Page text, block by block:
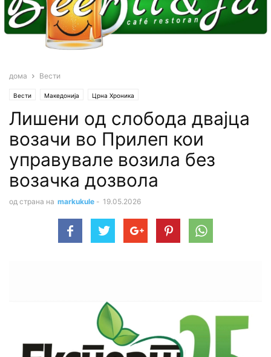
дома Вести
Вести Македонија Црна Хроника
Лишени од слобода двајца
возачи во Прилеп кои
управувале возила без
возачка дозвола
од страна на markukule - 19.05.2026